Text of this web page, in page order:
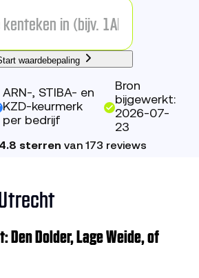
waardebepaling
ARN-, STIBA- en
KZD-keurmerk
per bedrijf
Bron
bijgewerkt:
2026-07-
23
4.8 sterren van 173 reviews
Den Dolder, Lage Weide, of